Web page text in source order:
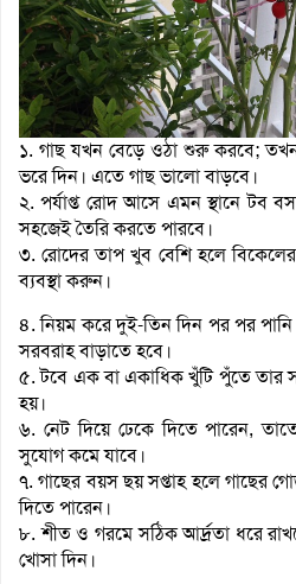
১. গাছ যখন বেড়ে ওঠা শুরু করবে; তখন
ভরে দিন। এতে গাছ ভালো বাড়বে।
২. পর্যাপ্ত রোদ আসে এমন স্থানে টব
সহজেই তৈরি করতে পারবে।
৩. রোদের তাপ খুব বেশি হলে বিকেলের
ব্যবস্থা করুন।
৪. নিয়ম করে দুই-তিন দিন পর পর
সরবরাহ বাড়াতে হবে।
৫. টবে এক বা একাধিক খুঁটি পুঁতে তার
হয়।
৬. নেট দিয়ে ঢেকে দিতে পারেন,
সুযোগ কমে যাবে।
৭. গাছের বয়স ছয় সপ্তাহ হলে গাছের
দিতে পারেন।
৮. শীত ও গরমে সঠিক আর্দ্রতা ধরে
খোসা দিন।